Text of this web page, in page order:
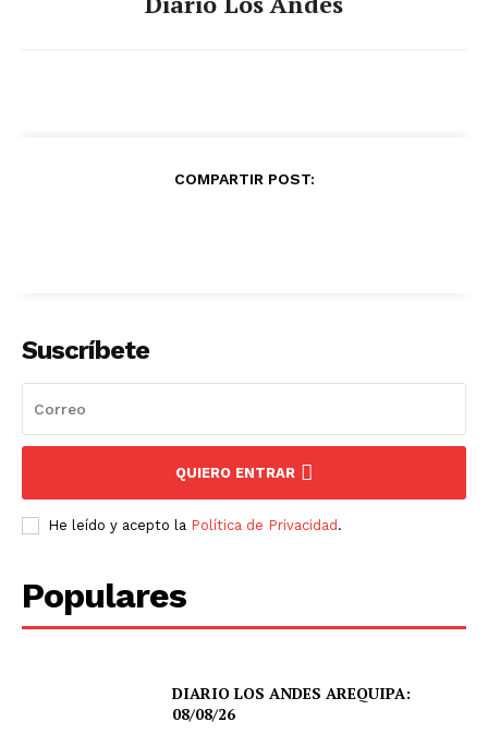
COMPARTIR POST:
Suscríbete
QUIERO ENTRAR
He leído y acepto la Política de Privacidad .
Populares
DIARIO LOS ANDES AREQUIPA:
08/08/26